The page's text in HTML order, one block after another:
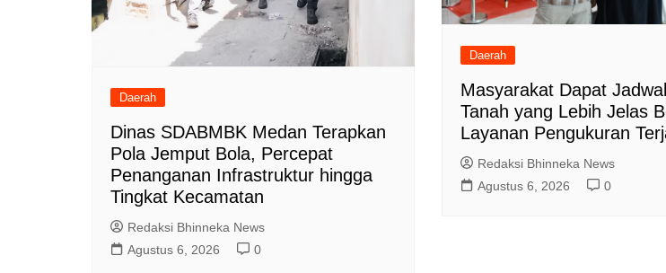
Daerah
Dinas SDABMBK Medan Terapkan
Pola Jemput Bola, Percepat
Penanganan Infrastruktur hingga
Tingkat Kecamatan
Redaksi Bhinneka News
Agustus 6, 2026
0
Daerah
Masyarakat Dapat
Tanah yang Lebih Jelas
Layanan Pengukuran
Redaksi Bhinneka News
Agustus 6, 2026
0